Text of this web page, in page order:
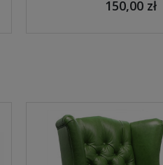
150,00 zł